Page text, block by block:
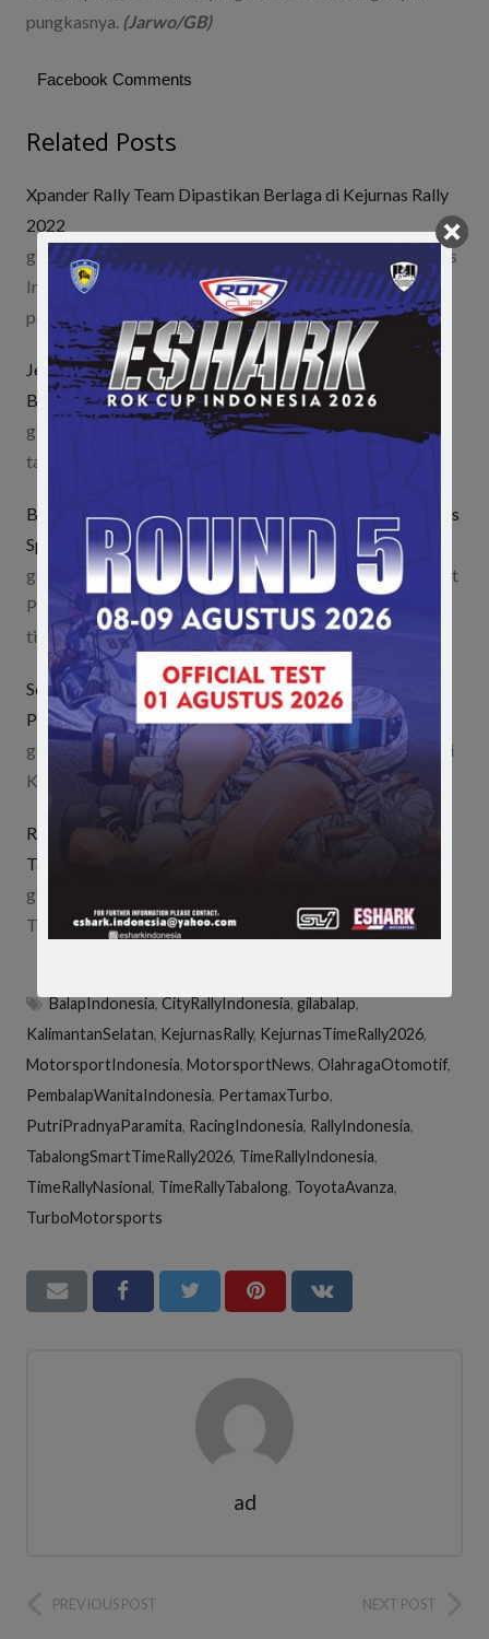
pungkasnya. (Jarwo/GB)
Facebook Comments
Related Posts
Xpander Rally Team Dipastikan Berlaga di Kejurnas Rally
2022
gilabalap.com - PT Mitsubishi Motors Krama Yudha Sales
Indonesia (MMKSI), kembali memberikan dukungan
penuh kepada…
Jelang Kejurnas Rally di Medan, FBRT Gelar Latihan
Bersama
gilabalap.com - Salah satu tim unggulan di ajang Rally
tanah air FBRT menggelar latihan bersama…
Best Parking Rally Team Jadi Penantang Serius di Kejurnas
Sprint Rally
gilabalap.com - Pereli senior Erwin Mancha, pentolan Best
Parking Rally Team melihat peluang untuk mengantarkan
timnya…
Seri 1 Kejurnas Time Rally Sukses Digelar di Lahat-
Pagaralam
gilabalap.com - Sebanyak 32 starter ikut berpartisipasi di
Kejurnas Time Rally Seri 1 yang berlangsung di…
Ramaikan Persaingan Kejurnas Sprint Rally, Tomi Hadi
Tampil di Dua Kelas Berbeda
gilabalap.com - Pembalap senior dari tim Gazpoll Racing
Team, Tomi Hadi turut berpartisipasi dalam kejuaraan…
BalapIndonesia,CityRallyIndonesia,gilabalap,
KalimantanSelatan, KejurnasRally, KejurnasTimeRally2026,
MotorsportIndonesia, MotorsportNews, OlahragaOtomotif,
PembalapWanitaIndonesia, PertamaxTurbo,
PutriPradnyaParamita, RacingIndonesia, RallyIndonesia,
TabalongSmartTimeRally2026, TimeRallyIndonesia,
TimeRallyNasional, TimeRallyTabalong, ToyotaAvanza,
TurboMotorsports
ad
PREVIOUS POST NEXT POST